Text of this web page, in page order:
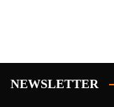
NEWSLETTER